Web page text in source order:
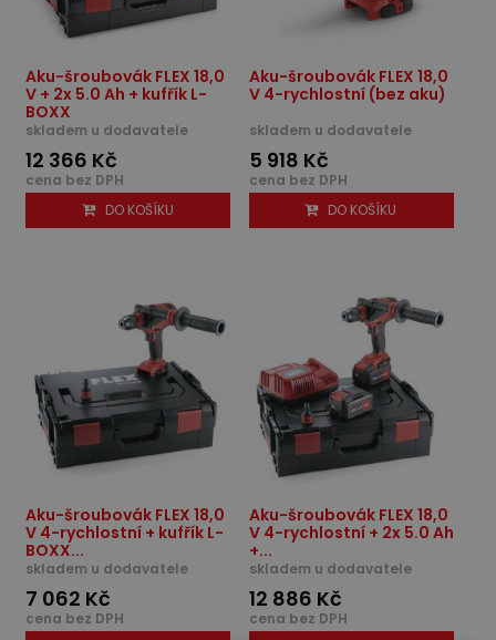
Aku-šroubovák FLEX 18,0
V + 2x 5.0 Ah + kufřík L-
BOXX
skladem u dodavatele
12 366 Kč
cena bez DPH
DO KOŠÍKU
Aku-šroubovák FLEX 18,0
V 4-rychlostní (bez aku)
skladem u dodavatele
5 918 Kč
cena bez DPH
DO KOŠÍKU
Aku-šroubovák FLEX 18,0
V 4-rychlostní + kufřík L-
BOXX...
skladem u dodavatele
7 062 Kč
cena bez DPH
Aku-šroubovák FLEX 18,0
V 4-rychlostní + 2x 5.0 Ah
+...
skladem u dodavatele
12 886 Kč
cena bez DPH